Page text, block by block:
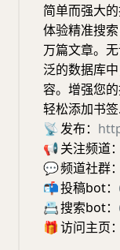
简单而强大的
体验精准搜
万篇文章。
泛的数据库
容。增强您
轻松添加书
📡发布：
📢关注频道：
💬频道社群：
📬投稿bot：
📇搜索bot：
🎁访问主页：